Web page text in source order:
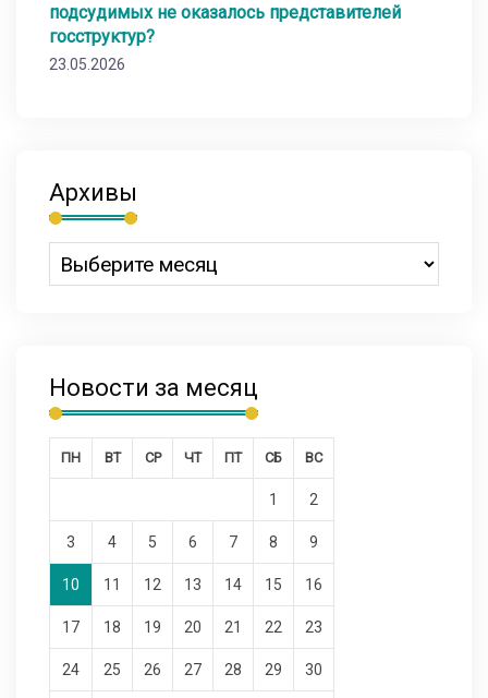
подсудимых не оказалось представителей
госструктур?
23.05.2026
Архивы
Новости за месяц
ПН ВТ СР ЧТ ПТ СБ ВС
1 2
3 4 5 6 7 8 9
10 11 12 13 14 15 16
17 18 19 20 21 22 23
24 25 26 27 28 29 30